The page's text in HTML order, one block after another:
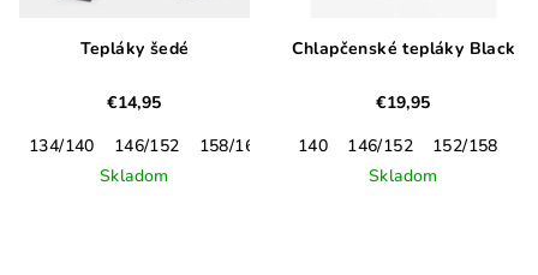
Tepláky šedé
€14,95
134/140
146/152 158/164
170
Skladom
Chlapčenské tepláky Black
€19,95
140
146/152
152/158
Skladom